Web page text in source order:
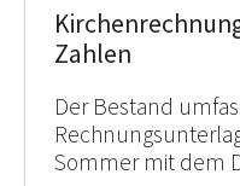
Zahlen
Der Bestand
Sommer mit dem